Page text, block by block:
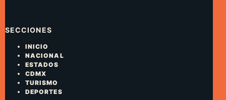
SECCIONES
INICIO
NACIONAL
ESTADOS
CDMX
TURISMO
DEPORTES